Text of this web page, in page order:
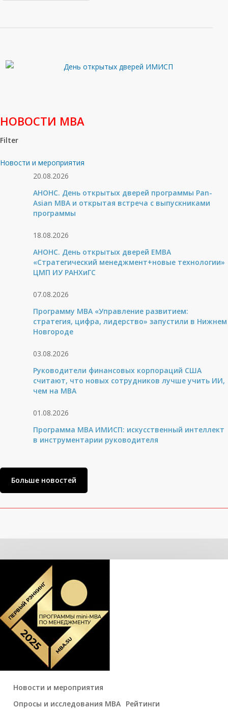
НОВОСТИ МВА
Filter
Новости и мероприятия
20.08.2026
АНОНС. День открытых дверей программы Pan-
Asian MBA и открытая встреча с выпускниками
программы
18.08.2026
АНОНС. День открытых дверей ЕМВА
«Стратегический менеджмент+новые технологии»
ЦМП ИУ РАНХиГС
07.08.2026
Программу MBA «Управление развитием:
стратегия, цифра, лидерство» запустили в Нижнем
Новгороде
03.08.2026
Руководители финансовых корпораций США
считают, что новых сотрудников лучше учить ИИ,
чем на МВА
01.08.2026
Программа MBA ИМИСП: искусственный интеллект
в инструментарии руководителя
Больше новостей
Новости и мероприятия
Опросы и исследования MBA
Рейтинги